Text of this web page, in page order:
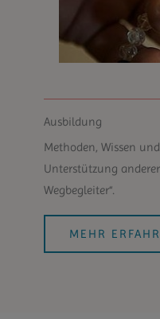
Ausbildung
Methoden, Wissen
Unterstützung
Wegbegleiter“.
MEHR